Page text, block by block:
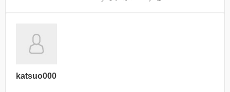
katsuo000